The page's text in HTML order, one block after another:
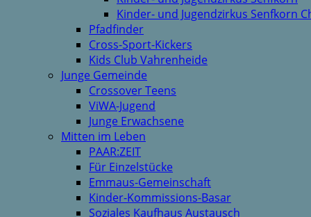
Kinder- und Jugendzirkus Senfkorn
Pfadfinder
Cross-Sport-Kickers
Kids Club Vahrenheide
Junge Gemeinde
Crossover Teens
ViWA-Jugend
Junge Erwachsene
Mitten im Leben
PAAR:ZEIT
Für Einzelstücke
Emmaus-Gemeinschaft
Kinder-Kommissions-Basar
Soziales Kaufhaus Austausch